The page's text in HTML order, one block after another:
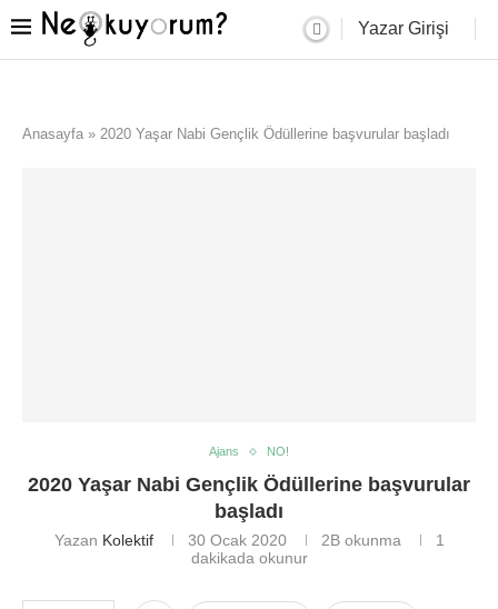
Yazar Girişi
Anasayfa » 2020 Yaşar Nabi Gençlik Ödüllerine başvurular başladı
Ajans NO!
2020 Yaşar Nabi Gençlik Ödüllerine başvurular
başladı
Yazan Kolektif 30 Ocak 2020 2Bokunma
1
dakikada okunur